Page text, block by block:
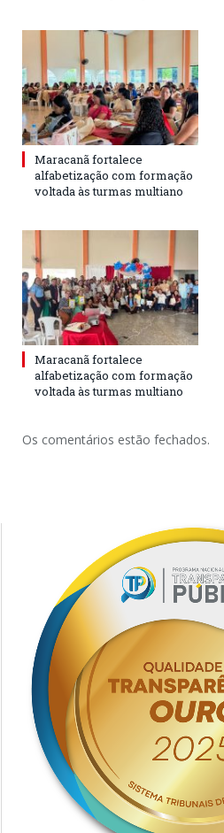
Maracanã fortalece
alfabetização com formação
voltada às turmas multiano
Maracanã fortalece
alfabetização com formação
voltada às turmas multiano
Os comentários estão fechados.